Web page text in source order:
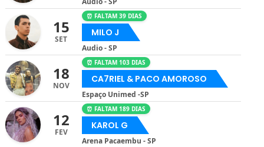
15
SET
⏰ FALTAM 39 DIAS
MILO J
Audio - SP
18
NOV
⏰ FALTAM 103 DIAS
CA7RIEL & PACO AMOROSO
Espaço Unimed -SP
12
FEV
⏰ FALTAM 189 DIAS
KAROL G
Arena Pacaembu - SP